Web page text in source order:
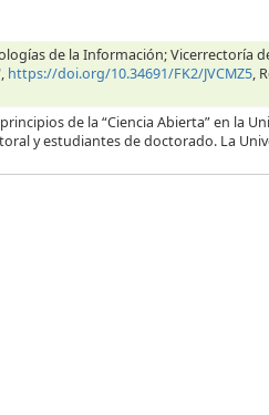
de la Información; Vicerrectoría
https://doi.org/10.34691/FK2/JVCMZ5,
de la “Ciencia Abierta” en la
y estudiantes de doctorado. La